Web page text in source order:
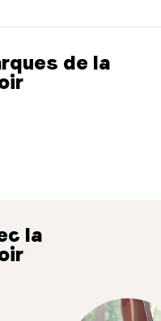
de la
la